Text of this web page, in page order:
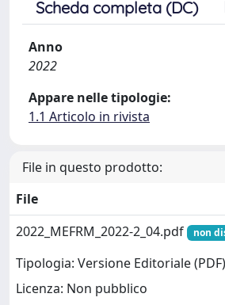
Scheda completa (DC)
Anno
2022
Appare nelle tipologie:
1.1 Articolo in rivista
File in questo prodotto:
File
2022_MEFRM_2022-2_04.pdf
non
Tipologia: Versione Editoriale (PDF)
Licenza: Non pubblico